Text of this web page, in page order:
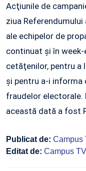
Acţiunile de
ziua
ale echipelor de
continuat şi în week-
cetăţenilor, pentru a
şi pentru a-i informa
fraudelor
această dată a fost
Publicat de: Campus
Editat de: Campus